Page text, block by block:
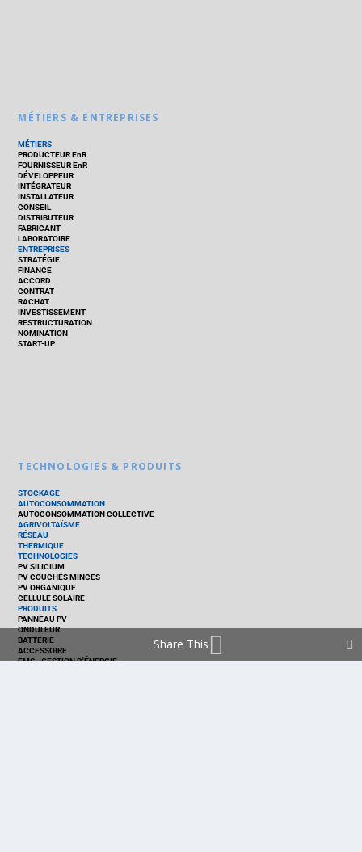
MÉTIERS & ENTREPRISES
MÉTIERS
PRODUCTEUR EnR
FOURNISSEUR EnR
DÉVELOPPEUR
INTÉGRATEUR
INSTALLATEUR
CONSEIL
DISTRIBUTEUR
FABRICANT
LABORATOIRE
ENTREPRISES
STRATÉGIE
FINANCE
ACCORD
CONTRAT
RACHAT
INVESTISSEMENT
RESTRUCTURATION
NOMINATION
START-UP
TECHNOLOGIES & PRODUITS
STOCKAGE
AUTOCONSOMMATION
AUTOCONSOMMATION COLLECTIVE
AGRIVOLTAÏSME
RÉSEAU
THERMIQUE
TECHNOLOGIES
PV SILICIUM
PV COUCHES MINCES
PV ORGANIQUE
CELLULE SOLAIRE
PRODUITS
PANNEAU PV
ONDULEUR
BATTERIE
ACCESSOIRE
EMS - GESTION D'ÉNERGIE
Share This